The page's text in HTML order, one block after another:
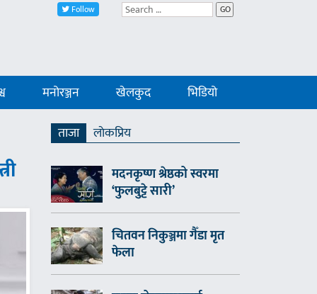
Follow GO
मनोरञ्जन खेलकुद भिडियो
ताजा
लाेकप्रिय
मदनकृष्ण श्रेष्ठको स्वरमा
‘फुलबुट्टे सारी’
चितवन निकुञ्जमा गैँडा मृत
फेला